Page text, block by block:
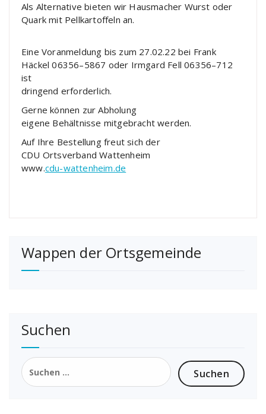
Als Alternative bieten wir Hausmacher Wurst oder
Quark mit Pellkartoffeln an.
Eine Voranmeldung bis zum 27.02.22 bei Frank
Häckel 06356–5867 oder Irmgard Fell 06356–712
ist
dringend erforderlich.
Gerne können zur Abholung
eigene Behältnisse mitgebracht werden.
Auf Ihre Bestellung freut sich der
CDU Ortsverband Wattenheim
www.cdu-wattenheim.de
Wappen der Ortsgemeinde
Suchen
Suchen
nach: